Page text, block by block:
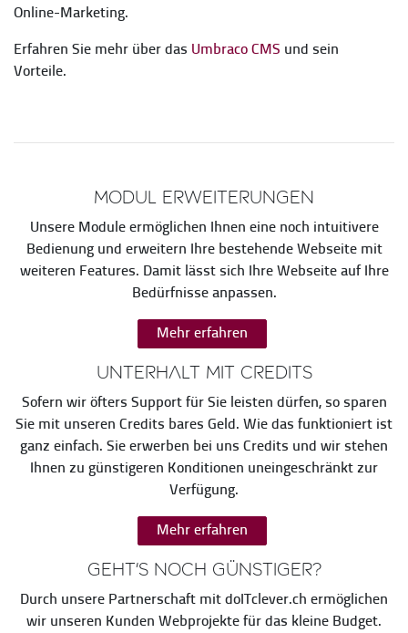
Online-Marketing.
Erfahren Sie mehr über das Umbraco CMS und sein
Vorteile.
Modul Erweiterungen
Unsere Module ermöglichen Ihnen eine noch intuitivere
Bedienung und erweitern Ihre bestehende Webseite mit
weiteren Features. Damit lässt sich Ihre Webseite auf Ihre
Bedürfnisse anpassen.
Mehr erfahren
Unterhalt mit Credits
Sofern wir öfters Support für Sie leisten dürfen, so sparen
Sie mit unseren Credits bares Geld. Wie das funktioniert ist
ganz einfach. Sie erwerben bei uns Credits und wir stehen
Ihnen zu günstigeren Konditionen uneingeschränkt zur
Verfügung.
Mehr erfahren
Geht's noch günstiger?
Durch unsere Partnerschaft mit doITclever.ch ermöglichen
wir unseren Kunden Webprojekte für das kleine Budget.